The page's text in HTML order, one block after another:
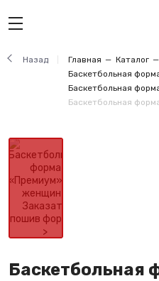
Назад Главная Каталог
Баскетбольная
Баскетбольная
Баскетбольная
Баскетбольная